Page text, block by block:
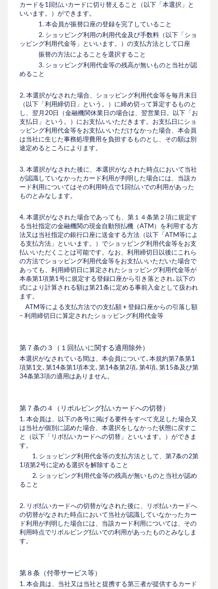
カードを1回払いカードに切り替えること（以下「本選択」と
いいます。）ができます。
1. 本会員が振替口座の登録を完了していること
2. ショッピング利用の利⽤代⾦及び⼿数料（以下「ショ
ッピング利⽤代⾦等」といいます。）の支払方法として口座
振替の方法によることを選択すること
3. ショッピング利用代金等の残高が無いものと当社が認
めること
2. 本選択がなされた場合、ショッピング利用代金等を毎月末日
（以下「利用締切日」という。）に締め切って算定するものと
し、翌月20日（金融機関休業日の場合は、翌営業日。以下「お
支払日」という。）にお支払いいただきます。お支払日にショ
ッピング利用代金等をお支払いいただけなかった場合、本会員
は当社に生じた事務処理費用を負担するものとし、その額は別
途定めるところによります。
3. 本選択がなされた後に、本選択がなされた時点において当社
が認識していなかったカード利用が判明した場合には、当該カ
ード利用についてはその利用時点で1回払いでの利用があった
ものとみなします。
4. 本選択がなされた場合であっても、第１４条第２項に規定す
る当社指定の金融機関の現金自動預払機（ATM）を利用する方
法又は当社指定の銀行口座に送金する方法（以下「ATM等によ
る支払方法」といいます。）でショッピング利用代金等をお支
払いいただくことは可能です。なお、利用締切日以後にこれら
の方法でショッピング利用代金等をお支払いいただいた場合で
あっても、利用締切日に算定されたショッピング利用代金等が
本条第1項第1号に規定する登録口座から引き落とされ､以下の
式により計算される額は第21条に定める事前入金として扱われ
ます。
ATM等による支払方法での支払額 + 登録口座からの引落し額
– 利用締切日に算定されたショッピング利用代金等
第７条の３（１回払いに関する適用除外）
本選択がなされている間は、本会員について､本規約第7条第1
項第1文､第14条第1項本文､第14条第2項､第4項､第15条及び第
34条第3項の適用はありません。
第７条の４（リボルビング払いカードへの切替）
1. 本会員は、以下の各号に掲げる要件をすべて充足した場合又
は当社が個別に認めた場合、本選択をしなかった状態に戻すこ
と（以下「リボ払いカードへの切替」といいます。）ができま
す。
1. ショッピング利⽤代⾦等の支払方法として、第7条の2第
1項第2号に定める選択を解除すること
2. ショッピング利用代金等の残高が無いものと当社が認め
ること
2. リボ払いカードへの切替がなされた後に、リボ払いカードへ
の切替がなされた時点において当社が認識していなかったカー
ド利用が判明した場合には、当該カード利用については、その
利用時点でリボルビング払いでの利用があったものとみなしま
す。
第８条（付帯サービス等）
1. 本会員は、当社又は当社と提携する第三者が提供するカード